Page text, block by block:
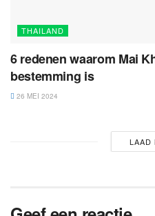
THAILAND
6 redenen waarom Mai
bestemming is
26 MEI 2024
LAAD